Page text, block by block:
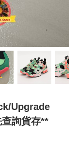
Upgrade
詢貨存**